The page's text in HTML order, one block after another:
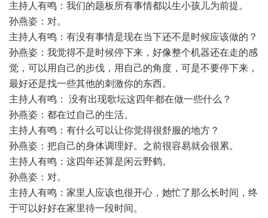
主持人有鸣：我们的题板所有事情都以生小孩儿为前提。
孙燕姿：对。
主持人有鸣：有没有事情是现在当下还不是时候应该做的？
孙燕姿：我觉得不是时候停下来，好像整个机器还在走的感
觉，可以用自己的步伐，用自己的角度，可是不要停下来，
最好还是找一些其他的刺激你的东西。
主持人有鸣： 没有出现歌坛这四年都在做一些什么？
孙燕姿：都在过自己的生活。
主持人有鸣：有什么可以让你觉得很舒服的地方？
孙燕姿：把自己的身体调理好。之前很容易就会很累。
主持人有鸣：这四年还算是闲云野鹤。
孙燕姿：对。
主持人有鸣：家里人应该也很开心，她忙了那么长时间，终
于可以好好在家里待一段时间。